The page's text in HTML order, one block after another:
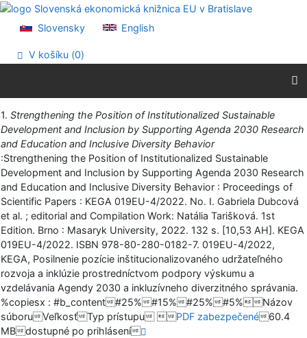
Prejsť na obsah
Prehlásenie o webovej prístupnosti
Slovensky English
V košíku (0)
Vytlačiť
1. Strengthening the Position of Institutionalized Sustainable
Development and Inclusion by Supporting Agenda 2030 Research
and Education and Inclusive Diversity Behavior
:Strengthening the Position of Institutionalized Sustainable
Development and Inclusion by Supporting Agenda 2030 Research
and Education and Inclusive Diversity Behavior : Proceedings of
Scientific Papers : KEGA 019EU-4/2022. No. I. Gabriela Dubcová
et al. ; editorial and Compilation Work: Natália Tarišková. 1st
Edition. Brno : Masaryk University, 2022. 132 s. [10,53 AH]. KEGA
019EU-4/2022. ISBN 978-80-280-0182-7. 019EU-4/2022,
KEGA, Posilnenie pozície inštitucionalizovaného udržateľného
rozvoja a inklúzie prostredníctvom podpory výskumu a
vzdelávania Agendy 2030 a inkluzívneho diverzitného správania.
%copiesx : #b_content#25%#15%#25%#5%Názov
súboruVeľkosťTyp prístupu PDF zabezpečené 60.4
MBdostupné po prihlásení